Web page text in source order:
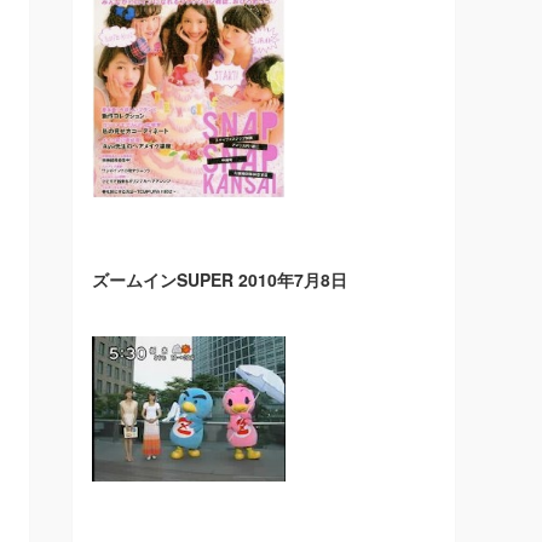
ズームインSUPER 2010年7月8日